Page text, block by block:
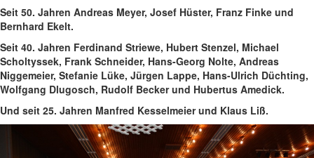
Seit 50. Jahren Andreas Meyer, Josef Hüster, Franz Finke und
Bernhard Ekelt.
Seit 40. Jahren Ferdinand Striewe, Hubert Stenzel, Michael
Scholtyssek, Frank Schneider, Hans-Georg Nolte, Andreas
Niggemeier, Stefanie Lüke, Jürgen Lappe, Hans-Ulrich Düchting,
Wolfgang Dlugosch, Rudolf Becker und Hubertus Amedick.
Und seit 25. Jahren Manfred Kesselmeier und Klaus Liß.